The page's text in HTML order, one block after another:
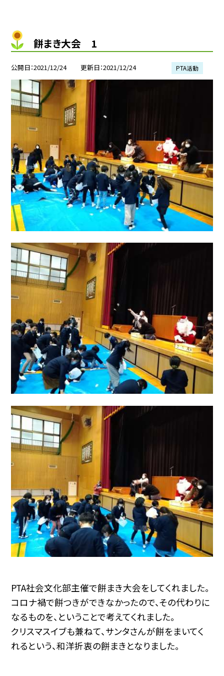
餅まき大会 1
公開日 2021/12/24 更新日 2021/12/24 PTA活動
PTA社会文化部主催で餅まき大会をしてくれました。
コロナ禍で餅つきができなかったので、その代わりに
なるものを、ということで考えてくれました。
クリスマスイブも兼ねて、サンタさんが餅をまいてく
れるという、和洋折衷の餅まきとなりました。